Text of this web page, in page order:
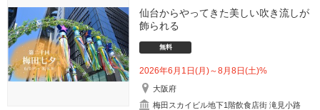
仙台からやってきた美しい吹き流しが
飾られる
無料
2026年6月1日(月)～8月8日(土)%
大阪府
梅田スカイビル地下1階飲食店街 滝見小路